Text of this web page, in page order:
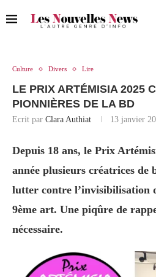
Culture Divers Lire
LE PRIX ARTÉMISIA 2025
PIONNIÈRES DE LA BD
Ecrit par Clara Authiat 13 janvier
Depuis 18 ans, le Prix
année plusieurs créatrices de
lutter contre l’invisibilisation
9ème art. Une piqûre de
nécessaire.